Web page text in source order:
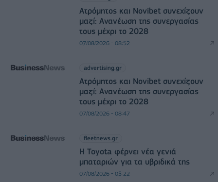
Ατρόμητος και Novibet συνεχίζουν
μαζί: Ανανέωση της συνεργασίας
τους μέχρι το 2028
07/08/2026 - 08:52
advertising.gr
Ατρόμητος και Novibet συνεχίζουν
μαζί: Ανανέωση της συνεργασίας
τους μέχρι το 2028
07/08/2026 - 08:47
fleetnews.gr
Η Toyota φέρνει νέα γενιά
μπαταριών για τα υβριδικά της
07/08/2026 - 05:22